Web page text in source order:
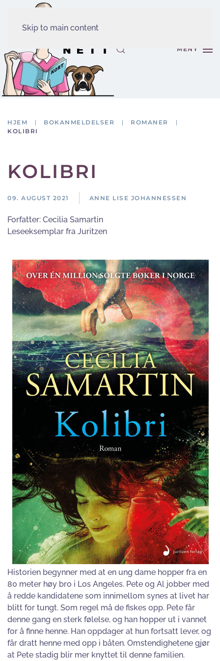
Skip to main content
MENY
HJEM BOKANMELDELSER
ROMANER
KOLIBRI
KOLIBRI
09. AUGUST 2021 ANNE LISE JOHANNESSEN
Forfatter: Cecilia Samartin
Leseeksemplar fra Juritzen
Historien begynner med at en ung dame hopper fra en
80 meter høy bro i Los Angeles. Pete og Al jobber med
å redde kandidatene som innimellom synes at livet har
blitt for tungt. Som regel må de fiskes opp. Pete får
denne gang en sterk følelse, og han hopper ut i vannet
for å finne henne. Han oppdager at hun fortsatt lever, og
får dratt henne med opp i båten. Omstendighetene gjør
at Pete stadig blir mer knyttet til denne familien.